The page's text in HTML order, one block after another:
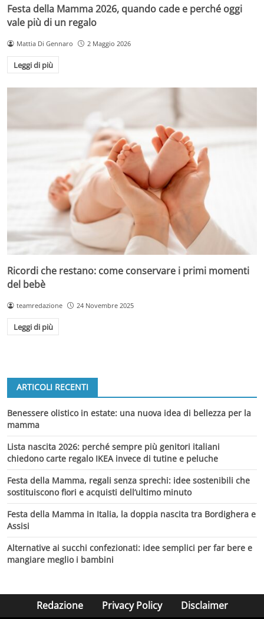
Festa della Mamma 2026, quando cade e perché oggi
vale più di un regalo
Mattia Di Gennaro 2 Maggio 2026
Leggi di più
Ricordi che restano: come conservare i primi momenti
del bebè
teamredazione 24 Novembre 2025
Leggi di più
ARTICOLI RECENTI
Benessere olistico in estate: una nuova idea di bellezza per la
mamma
Lista nascita 2026: perché sempre più genitori italiani
chiedono carte regalo IKEA invece di tutine e peluche
Festa della Mamma, regali senza sprechi: idee sostenibili che
sostituiscono fiori e acquisti dell’ultimo minuto
Festa della Mamma in Italia, la doppia nascita tra Bordighera e
Assisi
Alternative ai succhi confezionati: idee semplici per far bere e
mangiare meglio i bambini
Redazione Privacy Policy Disclaimer